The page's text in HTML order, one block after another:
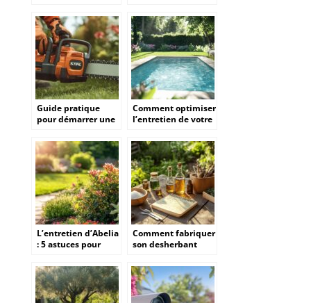
plantes exotiques
uniques
température idéale
en toute saison
Guide pratique
pour démarrer une
De la préparation à
la mise en marche
Comment optimiser
l’entretien de votre
Rochelle pour une
eau impeccable
L’entretien d’Abelia
: 5 astuces pour
arbuste pendant la
saison froide
Comment fabriquer
son desherbant
maison sans risque
pour vos plantes
ornementales